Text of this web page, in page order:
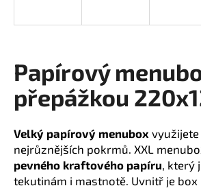
Papírový
přepážkou
Velký papírový menubox
nejrůznějších pokrmů. XXL
pevného kraftového papíru ,
tekutinám i mastnotě. Uvnitř je box
t
?
HLEDAT